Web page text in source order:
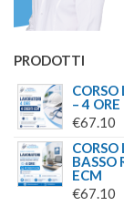
PRODOTTI
– 4
€67.10
BASSO
ECM
€67.10